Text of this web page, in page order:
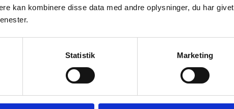
kan kombinere disse data med andre oplysninger, du har givet
Statistik Marketing
i perioden fra den 28.
herunder oplysninger om, hvem der har